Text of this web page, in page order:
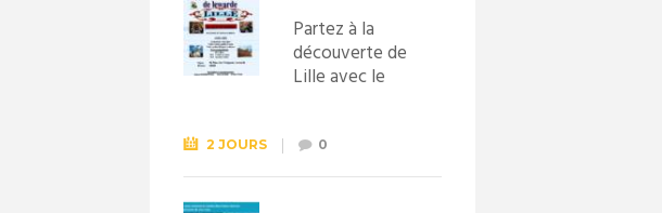
Partez à la
découverte de
Lille avec le
Lewarde, le 26
septembre !
2 JOURS 0